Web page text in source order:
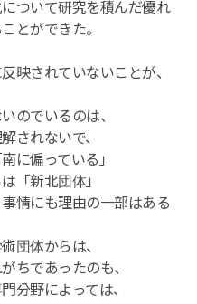
ついて研究を積んだ優れ
とができた。
映されていないことが、
のでいるのは、
されないで、
に偏っている」
「新北団体」
情にも理由の一部はある
団体からは、
ちであったのも、
分野によっては、